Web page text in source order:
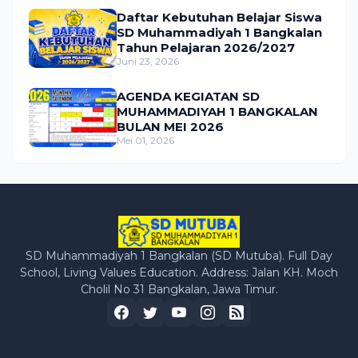
Daftar Kebutuhan Belajar Siswa
SD Muhammadiyah 1 Bangkalan
Tahun Pelajaran 2026/2027
Juni 23, 2026
AGENDA KEGIATAN SD
MUHAMMADIYAH 1 BANGKALAN
BULAN MEI 2026
Mei 01, 2026
SD Muhammadiyah 1 Bangkalan (SD Mutuba). Full Day
School, Living Values Education. Address: Jalan KH. Moch
Cholil No 31 Bangkalan, Jawa Timur.